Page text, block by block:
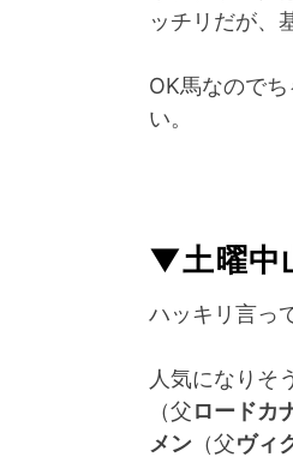
ッチリだが、
OK馬なので
い。
▼土曜
ハッキリ言っ
人気になりそ
（父ロードカ
メン （父ヴィ